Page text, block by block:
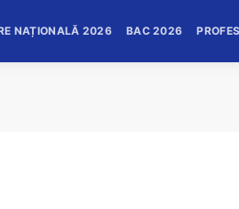
NAȚIONALĂ 2026 BAC 2026